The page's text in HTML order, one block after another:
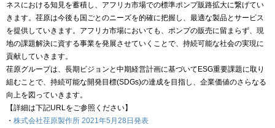
ネスにおける知見を蓄積し、アフリカ市場での標準ポンプ販路拡大に繋げてい
きます。荏原は今後も国ごとのニーズを的確に把握し、最適な製品とサービス
を提供していきます。アフリカ市場においても、ポンプの販売に留まらず、現
地の課題解決に資する事業を発展させていくことで、持続可能な社会の実現に
貢献していきます。
荏原グループは、長期ビジョンと中期経営計画に基づいてESG重要課題に取り
組むことで、持続可能な開発目標(SDGs)の達成を目指し、企業価値のさらなる
向上を図っていきます。
【詳細は下記URLをご参照ください】
・ 株式会社荏原製作所 2021年5月28日発表